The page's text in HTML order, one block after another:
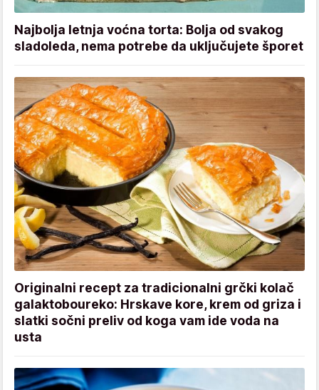
Najbolja letnja voćna torta: Bolja od svakog
sladoleda, nema potrebe da uključujete šporet
Originalni recept za tradicionalni grčki kolač
galaktoboureko: Hrskave kore, krem od griza i
slatki sočni preliv od koga vam ide voda na
usta